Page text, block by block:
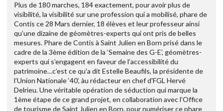
Plus de 180 marches, 184 exactement, pour avoir plus de
visibilité, la visibilité sur une profession qui a mobilisé, phare de
Contis ce 28 Mars dernier, 18 élèves et leur professeur ainsi
qu’une dizaine de géomètres-experts qui ont pris de belles
mesures. Phare de Contis à Saint Julien en Born prisé dans le
cadre de la 3ème édition de la ‘Semaine des G-E’, géomètres-
experts qui s’engagent en faveur de l’accessibilité du
patrimoine…c’est ce qu'a dit Estelle Beaufils, la présidente de
l’Union Nationale ‘40’, àu rédacteur en chef d'FGL Hervé
Delrieu. Une véritable opération de séduction qui marque la
1ème étape de ce grand projet, en collaboration avec l’Office
de tourisme de Saint Julien en Born, pour numériser ce phare